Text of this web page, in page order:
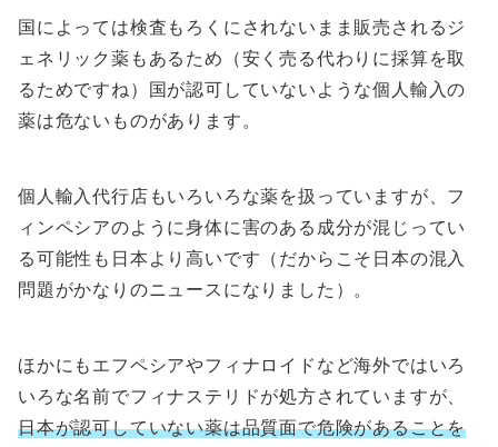
国によっては検査もろくにされないまま販売されるジ
ェネリック薬もあるため（安く売る代わりに採算を取
るためですね）国が認可していないような個人輸入の
薬は危ないものがあります。
個人輸入代行店もいろいろな薬を扱っていますが、フ
ィンペシアのように身体に害のある成分が混じってい
る可能性も日本より高いです（だからこそ日本の混入
問題がかなりのニュースになりました）。
ほかにもエフペシアやフィナロイドなど海外ではいろ
いろな名前でフィナステリドが処方されていますが、
日本が認可していない薬は品質面で危険があることを